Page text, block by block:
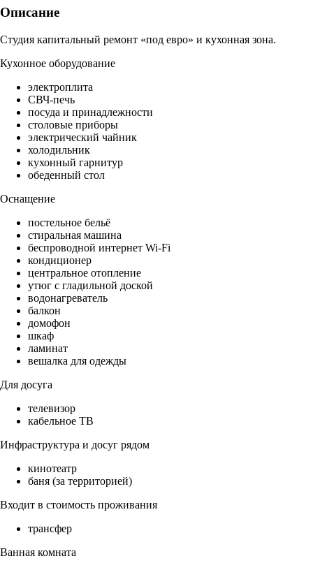
Описание
Студия капитальный ремонт «под евро» и кухонная зона.
Кухонное оборудование
электроплита
СВЧ-печь
посуда и принадлежности
столовые приборы
электрический чайник
холодильник
кухонный гарнитур
обеденный стол
Оснащение
постельное бельё
стиральная машина
беспроводной интернет Wi-Fi
кондиционер
центральное отопление
утюг с гладильной доской
водонагреватель
балкон
домофон
шкаф
ламинат
вешалка для одежды
Для досуга
телевизор
кабельное ТВ
Инфраструктура и досуг рядом
кинотеатр
баня (за территорией)
Входит в стоимость проживания
трансфер
Ванная комната